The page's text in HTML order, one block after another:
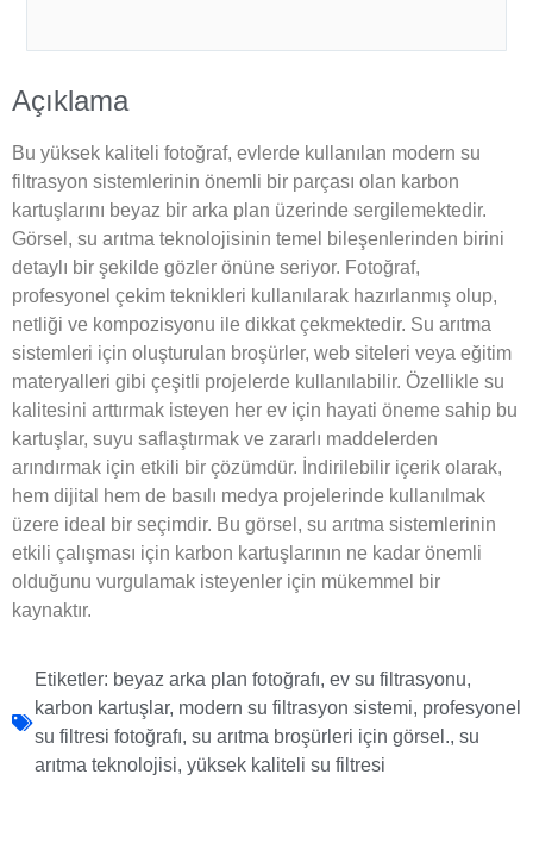
Açıklama
Bu yüksek kaliteli fotoğraf, evlerde kullanılan modern su
filtrasyon sistemlerinin önemli bir parçası olan karbon
kartuşlarını beyaz bir arka plan üzerinde sergilemektedir.
Görsel, su arıtma teknolojisinin temel bileşenlerinden birini
detaylı bir şekilde gözler önüne seriyor. Fotoğraf,
profesyonel çekim teknikleri kullanılarak hazırlanmış olup,
netliği ve kompozisyonu ile dikkat çekmektedir. Su arıtma
sistemleri için oluşturulan broşürler, web siteleri veya eğitim
materyalleri gibi çeşitli projelerde kullanılabilir. Özellikle su
kalitesini arttırmak isteyen her ev için hayati öneme sahip bu
kartuşlar, suyu saflaştırmak ve zararlı maddelerden
arındırmak için etkili bir çözümdür. İndirilebilir içerik olarak,
hem dijital hem de basılı medya projelerinde kullanılmak
üzere ideal bir seçimdir. Bu görsel, su arıtma sistemlerinin
etkili çalışması için karbon kartuşlarının ne kadar önemli
olduğunu vurgulamak isteyenler için mükemmel bir
kaynaktır.
Etiketler: beyaz arka plan fotoğrafı, ev su filtrasyonu,
karbon kartuşlar, modern su filtrasyon sistemi, profesyonel
su filtresi fotoğrafı, su arıtma broşürleri için görsel., su
arıtma teknolojisi, yüksek kaliteli su filtresi